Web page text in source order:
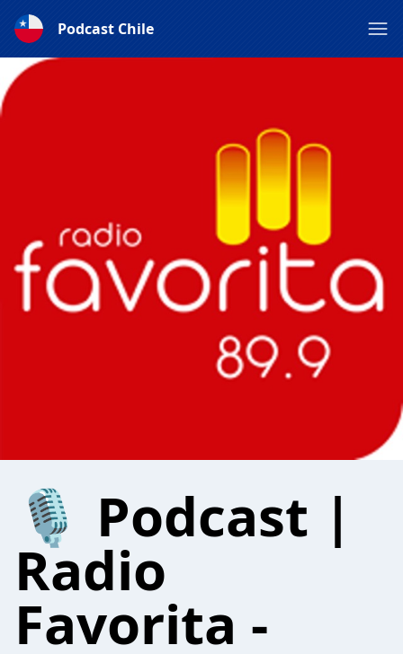
Podcast Chile
🎙 Podcast |
Radio
Favorita -